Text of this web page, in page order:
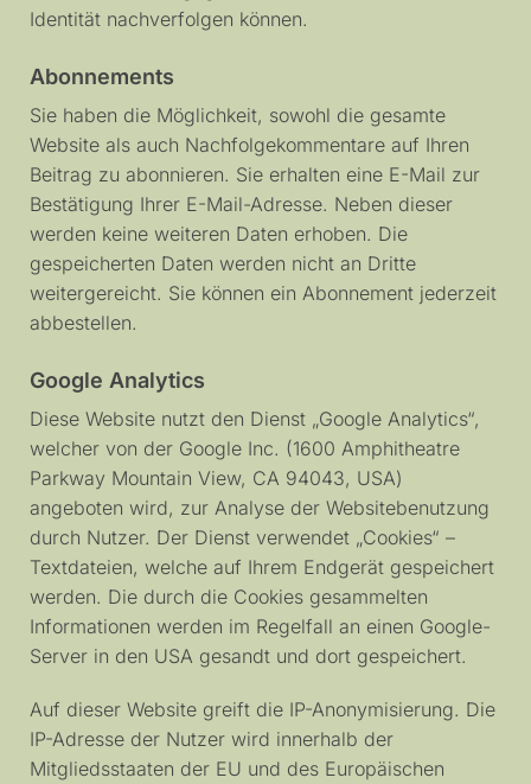
Identität nachverfolgen können.
Abonnements
Sie haben die Möglichkeit, sowohl die gesamte
Website als auch Nachfolgekommentare auf Ihren
Beitrag zu abonnieren. Sie erhalten eine E-Mail zur
Bestätigung Ihrer E-Mail-Adresse. Neben dieser
werden keine weiteren Daten erhoben. Die
gespeicherten Daten werden nicht an Dritte
weitergereicht. Sie können ein Abonnement jederzeit
abbestellen.
Google Analytics
Diese Website nutzt den Dienst „Google Analytics“,
welcher von der Google Inc. (1600 Amphitheatre
Parkway Mountain View, CA 94043, USA)
angeboten wird, zur Analyse der Websitebenutzung
durch Nutzer. Der Dienst verwendet „Cookies“ –
Textdateien, welche auf Ihrem Endgerät gespeichert
werden. Die durch die Cookies gesammelten
Informationen werden im Regelfall an einen Google-
Server in den USA gesandt und dort gespeichert.
Auf dieser Website greift die IP-Anonymisierung. Die
IP-Adresse der Nutzer wird innerhalb der
Mitgliedsstaaten der EU und des Europäischen